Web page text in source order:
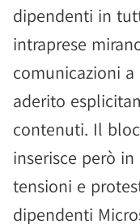
dipendenti in
intraprese
comunicazioni
aderito
contenuti. Il
inserisce però
tensioni e
dipendenti